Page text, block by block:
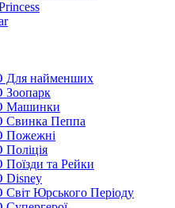
Для найменших
Зоопарк
Машинки
Свинка Пеппа
Пожежні
та Рейки
Disney
Юрського Періоду